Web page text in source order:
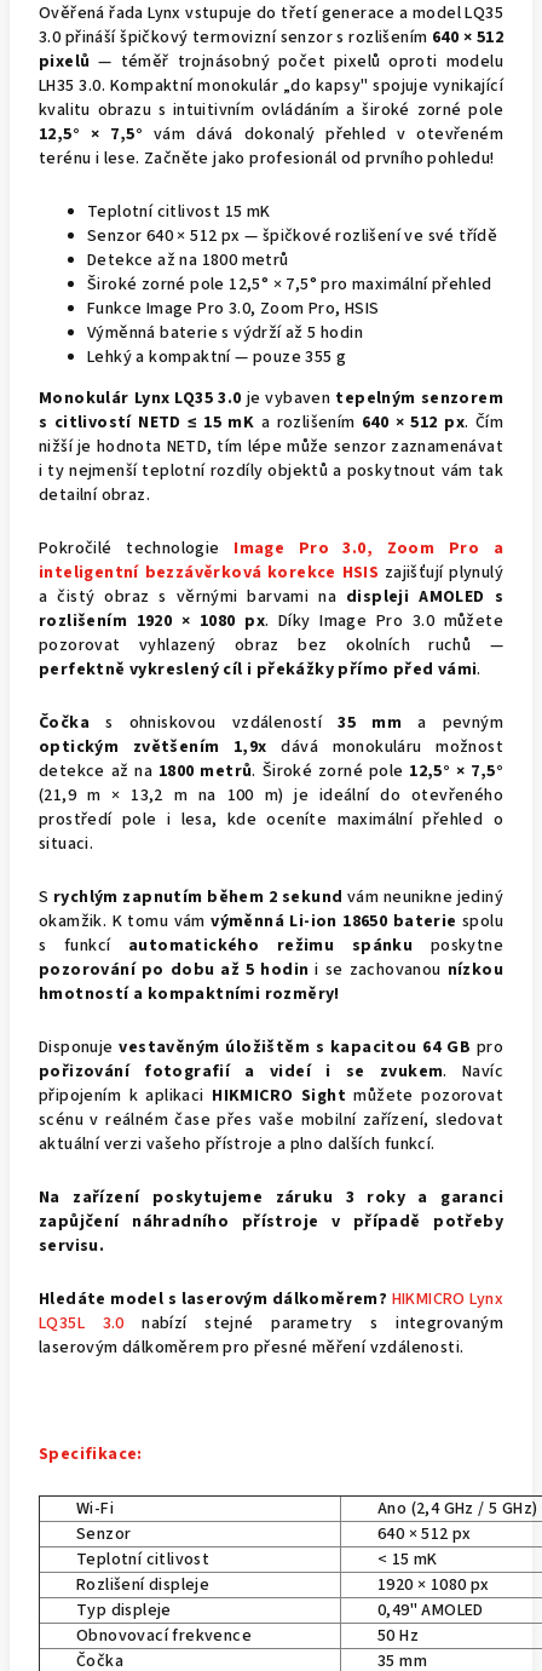
Ověřená řada Lynx vstupuje do třetí generace a model LQ35
3.0 přináší špičkový termovizní senzor s rozlišením 640 × 512
pixelů — téměř trojnásobný počet pixelů oproti modelu
LH35 3.0. Kompaktní monokulár „do kapsy" spojuje vynikající
kvalitu obrazu s intuitivním ovládáním a široké zorné pole
12,5° × 7,5° vám dává dokonalý přehled v otevřeném
terénu i lese. Začněte jako profesionál od prvního pohledu!
Teplotní citlivost 15 mK
Senzor 640 × 512 px — špičkové rozlišení ve své třídě
Detekce až na 1800 metrů
Široké zorné pole 12,5° × 7,5° pro maximální přehled
Funkce Image Pro 3.0, Zoom Pro, HSIS
Výměnná baterie s výdrží až 5 hodin
Lehký a kompaktní — pouze 355 g
Monokulár Lynx LQ35 3.0 je vybaven tepelným senzorem
s citlivostí NETD ≤ 15 mK a rozlišením 640 × 512 px. Čím
nižší je hodnota NETD, tím lépe může senzor zaznamenávat
i ty nejmenší teplotní rozdíly objektů a poskytnout vám tak
detailní obraz.
Pokročilé technologie Image Pro 3.0, Zoom Pro a
inteligentní bezzávěrková korekce HSIS zajišťují plynulý
a čistý obraz s věrnými barvami na displeji AMOLED s
rozlišením 1920 × 1080 px. Díky Image Pro 3.0 můžete
pozorovat vyhlazený obraz bez okolních ruchů —
perfektně vykreslený cíl i překážky přímo před vámi.
Čočka s ohniskovou vzdáleností35 mm a pevným
optickým zvětšením 1,9x dává monokuláru možnost
detekce až na 1800 metrů. Široké zorné pole 12,5° × 7,5°
(21,9 m × 13,2 m na 100 m) je ideální do otevřeného
prostředí pole i lesa, kde oceníte maximální přehled o
situaci.
S rychlým zapnutím během 2 sekund vám neunikne jediný
okamžik. K tomu vámvýměnná Li-ion 18650 baterie spolu
s funkcí automatického režimu spánku poskytne
pozorování po dobu až 5 hodin i se zachovanou nízkou
hmotností a kompaktními rozměry!
Disponujevestavěným úložištěm s kapacitou 64 GB pro
pořizování fotografií a videí i se zvukem. Navíc
připojením k aplikaci HIKMICRO Sightmůžete pozorovat
scénu v reálném čase přes vaše mobilní zařízení, sledovat
aktuální verzi vašeho přístroje a plno dalších funkcí.
Na zařízení poskytujeme záruku 3 roky a garanci
zapůjčení náhradního přístroje v případě potřeby
servisu.
Hledáte model s laserovým dálkoměrem? HIKMICRO Lynx
LQ35L 3.0 nabízí stejné parametry s integrovaným
laserovým dálkoměrem pro přesné měření vzdálenosti.
Specifikace:
Wi-Fi
Ano (2,4 GHz / 5 GHz)
Senzor
640 × 512 px
Teplotní citlivost
< 15 mK
Rozlišení displeje
1920 × 1080 px
Typ displeje
0,49" AMOLED
Obnovovací frekvence
50 Hz
Čočka
35 mm